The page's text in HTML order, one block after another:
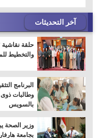
آخر التحديثات
حلقة نقاشية
والتخطيط
البرنامج
وطالبات
بالسويس
وزير الصحة
بجامعة